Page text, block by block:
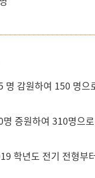
명 감원하여 150 명으
증원하여 310명으로
학년도 전기 전형부